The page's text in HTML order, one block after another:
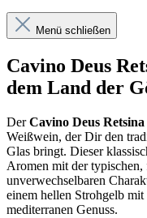
Menü schließen
Cavino Deus
dem Land der
DerCavino Deus Retsina
Weißwein, der Dir den
Glas bringt. Dieser
Aromen mit der
unverwechselbaren
einem hellen Strohgelb
mediterranen Genuss.